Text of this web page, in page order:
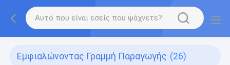
Εμφιαλώνοντας Γραμμή Παραγωγής (26)